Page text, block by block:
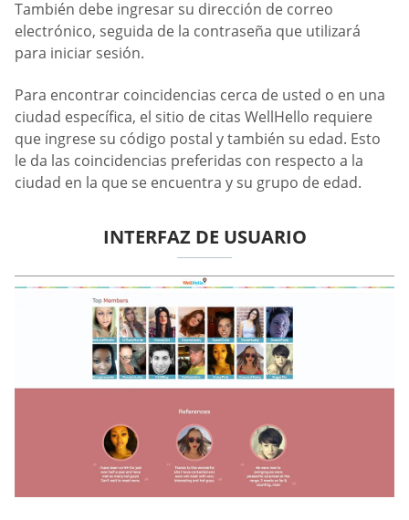
También debe ingresar su dirección de correo
electrónico, seguida de la contraseña que utilizará
para iniciar sesión.
Para encontrar coincidencias cerca de usted o en una
ciudad específica, el sitio de citas WellHello requiere
que ingrese su código postal y también su edad. Esto
le da las coincidencias preferidas con respecto a la
ciudad en la que se encuentra y su grupo de edad.
INTERFAZ DE USUARIO